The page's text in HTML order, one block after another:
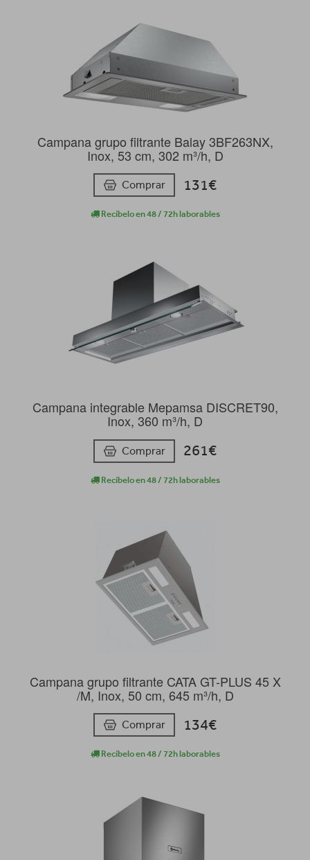
Campana grupo filtrante Balay 3BF263NX,
Inox, 53 cm, 302 m³/h, D
Comprar 131€
Recíbelo en 48 / 72h laborables
Campana integrable Mepamsa DISCRET90,
Inox, 360 m³/h, D
Comprar 261€
Recíbelo en 48 / 72h laborables
Campana grupo filtrante CATA GT-PLUS 45 X
/M, Inox, 50 cm, 645 m³/h, D
Comprar 134€
Recíbelo en 48 / 72h laborables